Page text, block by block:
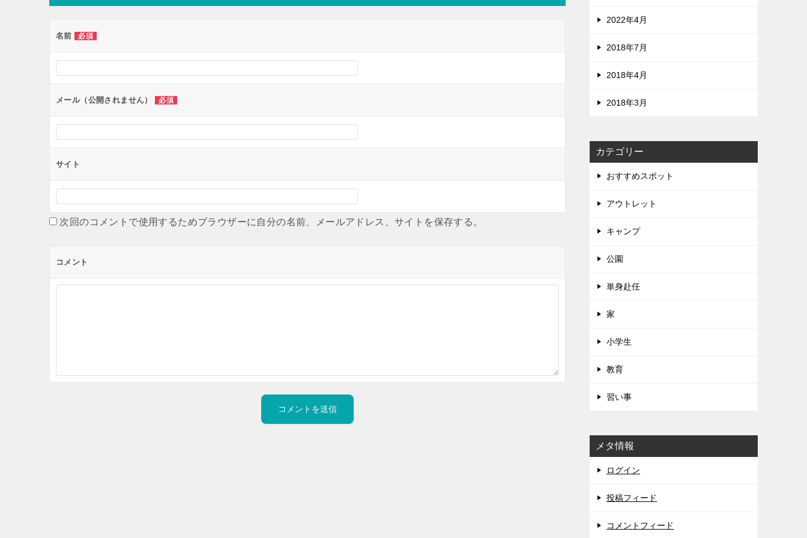
名前 必須
メール（公開されません） 必須
サイト
次回のコメントで使用するためブラウザーに自分の名前、メールアドレス、サイトを保存する。
コメント
2022年4月
2018年7月
2018年4月
2018年3月
カテゴリー
おすすめスポット
アウトレット
キャンプ
公園
単身赴任
家
小学生
教育
習い事
メタ情報
ログイン
投稿フィード
コメントフィード